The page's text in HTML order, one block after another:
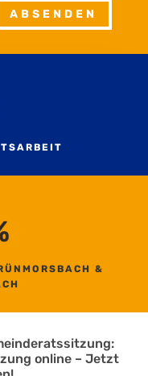
ABSENDEN
&
online – Jetzt